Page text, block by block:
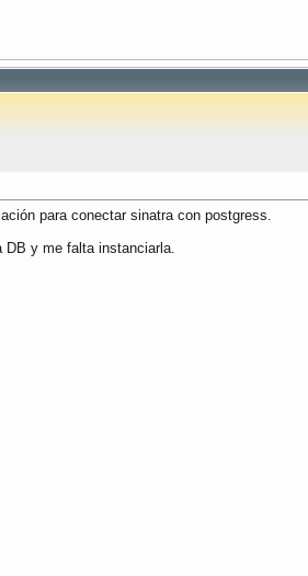
para conectar sinatra con postgress.
DB y me falta instanciarla.